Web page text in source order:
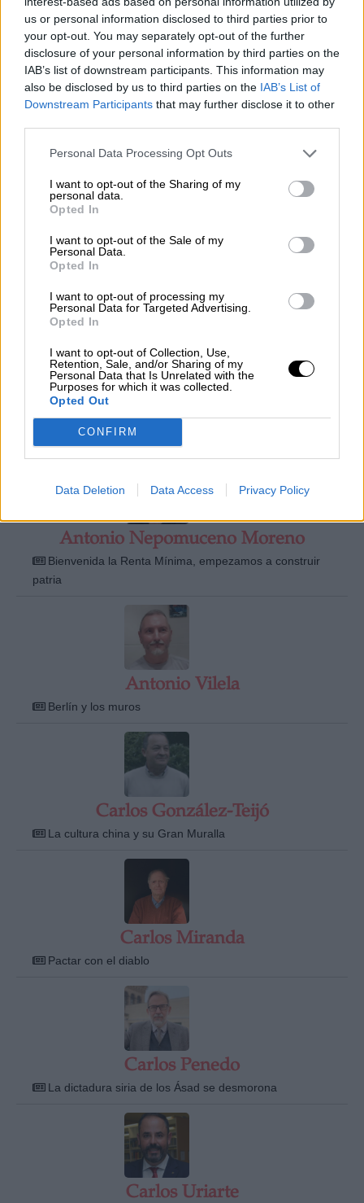
us or personal information disclosed to third parties prior to
your opt-out. You may separately opt-out of the further
disclosure of your personal information by third parties on the
IAB’s list of downstream participants. This information may
also be disclosed by us to third parties on the IAB’s List of
Downstream Participants that may further disclose it to other
Personal Data Processing Opt Outs
I want to opt-out of the Sharing of my
personal data.
Opted In
I want to opt-out of the Sale of my
Personal Data.
Opted In
I want to opt-out of processing my
Personal Data for Targeted Advertising.
Opted In
I want to opt-out of Collection, Use,
Retention, Sale, and/or Sharing of my
Personal Data that Is Unrelated with the
Purposes for which it was collected.
Opted Out
CONFIRM
Data Deletion Data Access Privacy Policy
"Los poderes públicos deberían asignar muchos más
recursos al arte y la cultura de lo que hacen ahora"
Depende de nosotros
13 días
Cambio climático y ciencia
Antonio Nepomuceno Moreno
Bienvenida la Renta Mínima, empezamos a construir
patria
Antonio Vilela
Berlín y los muros
Carlos González-Teijó
La cultura china y su Gran Muralla
Carlos Miranda
Pactar con el diablo
Carlos Penedo
La dictadura siria de los Ásad se desmorona
Carlos Uriarte